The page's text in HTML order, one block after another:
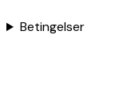
Betingelser